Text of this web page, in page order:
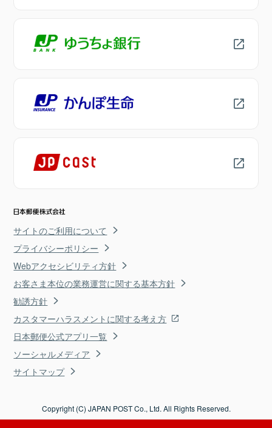
サイトのご利用について
プライバシーポリシー
Webアクセシビリティ方針
お客さま本位の業務運営に関する基本方針
勧誘方針
カスタマーハラスメントに関する考え方
日本郵便公式アプリ一覧
ソーシャルメディア
サイトマップ
Copyright (C) JAPAN POST Co., Ltd. All Rights Reserved.